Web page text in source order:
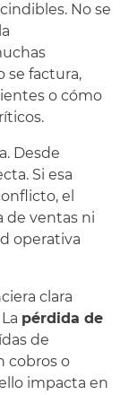
No se
se factura,
o cómo
Desde
Si esa
el
de ventas ni
operativa
clara
pérdida de
de
cobros o
impacta en